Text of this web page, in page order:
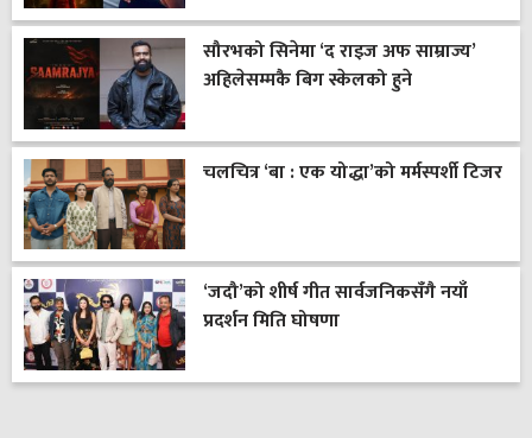
सौरभको सिनेमा ‘द राइज अफ साम्राज्य’
अहिलेसम्मकै बिग स्केलको हुने
चलचित्र ‘बा : एक योद्धा’को मर्मस्पर्शी टिजर
‘जदौ’को शीर्ष गीत सार्वजनिकसँगै नयाँ
प्रदर्शन मिति घोषणा